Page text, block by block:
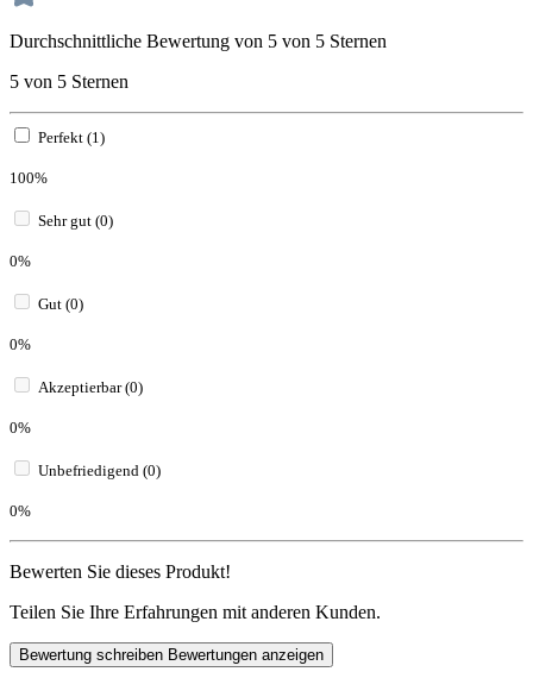
Durchschnittliche Bewertung von 5 von 5 Sternen
5 von 5 Sternen
Perfekt (1)
100%
Sehr gut (0)
0%
Gut (0)
0%
Akzeptierbar (0)
0%
Unbefriedigend (0)
0%
Bewerten Sie dieses Produkt!
Teilen Sie Ihre Erfahrungen mit anderen Kunden.
Bewertung schreiben Bewertungen anzeigen